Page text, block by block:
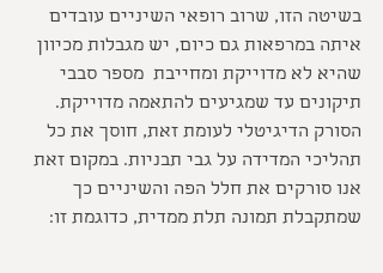
בשיטה הזו, שרוב רופאי השיניים עובדים
איתה במרפאות גם כיום, יש מגבלות מכיוון
שהיא לא מדוייקת ומחייבת  מספר סבבי
תיקונים עד שמגיעים להתאמה מדוייקת.
הסורק הדיגיטלי לעומת זאת, חוסך את כל
תהליכי המדידה על גבי תבניות. במקום זאת
אנו סורקים את חלל הפה והשיניים כך
שמתקבלת תמונה תלת ממדית, כדוגמת זו: